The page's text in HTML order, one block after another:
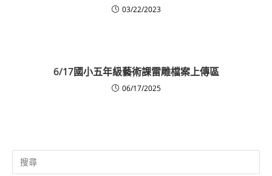
03/22/2023
6/17國小五年級藝術課雷雕檔案上傳區
06/17/2025
Search
for: